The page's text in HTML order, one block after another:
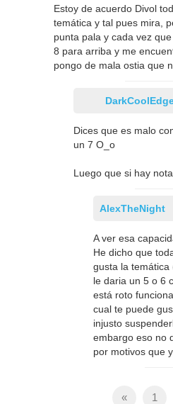
Estoy de acuerdo Divol
temática y tal pues mira,
punta pala y cada vez
8 para arriba y me
pongo de mala ostia que
Dices que es malo
un 7 O_o
Luego que si hay
AlexTheNight
A ver esa
He dicho que
gusta la temática
le daria un 5 o 6
está roto
cual te puede
injusto
embargo eso no
por motivos que
« 1